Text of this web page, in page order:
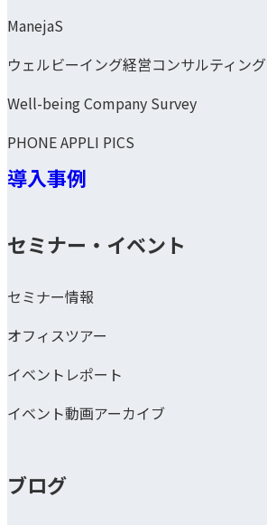
ManejaS
ウェルビーイング経営コンサルティング
Well-being Company Survey
PHONE APPLI PICS
導入事例
セミナー・イベント
セミナー情報
オフィスツアー
イベントレポート
イベント動画アーカイブ
ブログ